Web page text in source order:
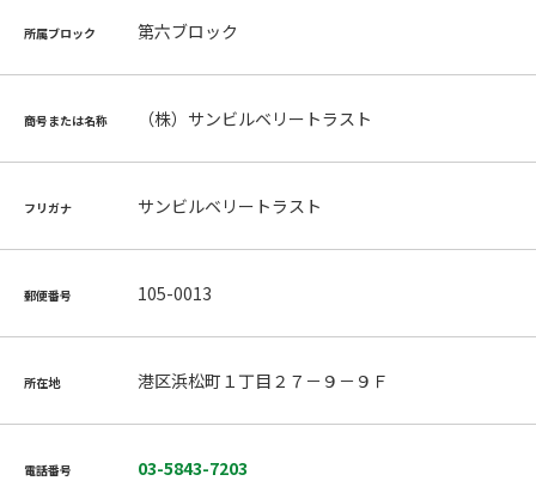
所属ブロック 第六ブロック
商号または名称 （株）サンビルベリートラスト
フリガナ サンビルベリートラスト
郵便番号 105-0013
所在地 港区浜松町１丁目２７－９－９Ｆ
電話番号 03-5843-7203